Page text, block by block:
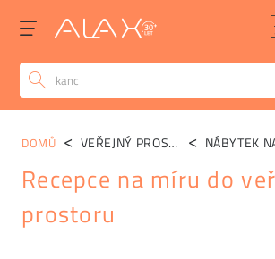
DOMŮ VEŘEJNÝ PROSTOR
Recepce na míru do
prostoru